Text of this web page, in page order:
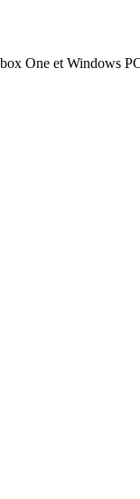
One et Windows